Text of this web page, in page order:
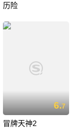
历险
6.7
冒牌天神2